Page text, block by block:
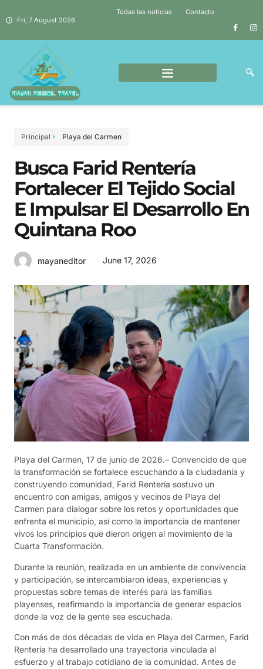
Fri, 7 August 2026
Todas las noticias Contacto
Principal Playa del Carmen
Busca Farid Rentería
Fortalecer El Tejido Social
E Impulsar El Desarrollo En
Quintana Roo
mayaneditor June 17, 2026
Playa del Carmen, 17 de junio de 2026.– Convencido de que
la transformación se fortalece escuchando a la ciudadanía y
construyendo comunidad, Farid Rentería sostuvo un
encuentro con amigas, amigos y vecinos de Playa del
Carmen para dialogar sobre los retos y oportunidades que
enfrenta el municipio, así como la importancia de mantener
vivos los principios que dieron origen al movimiento de la
Cuarta Transformación.
Durante la reunión, realizada en un ambiente de convivencia
y participación, se intercambiaron ideas, experiencias y
propuestas sobre temas de interés para las familias
playenses, reafirmando la importancia de generar espacios
donde la voz de la gente sea escuchada.
Con más de dos décadas de vida en Playa del Carmen, Farid
Rentería ha desarrollado una trayectoria vinculada al
esfuerzo y al trabajo cotidiano de la comunidad. Antes de